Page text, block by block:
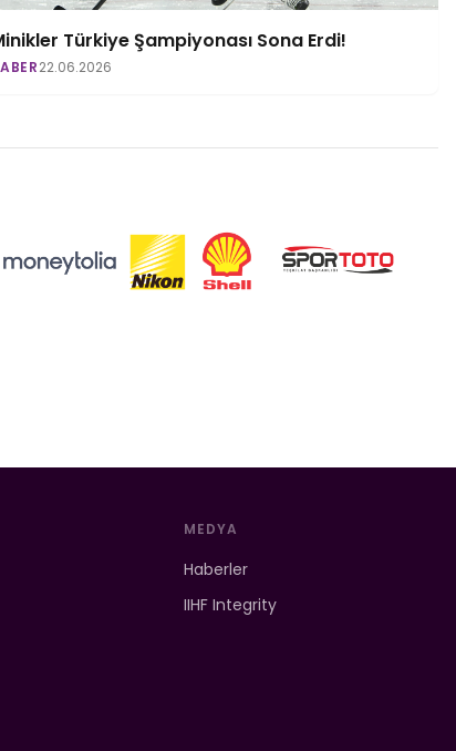
Türkiye Şampiyonası Sona Erdi!
22.06.2026
MEDYA
Haberler
IIHF Integrity